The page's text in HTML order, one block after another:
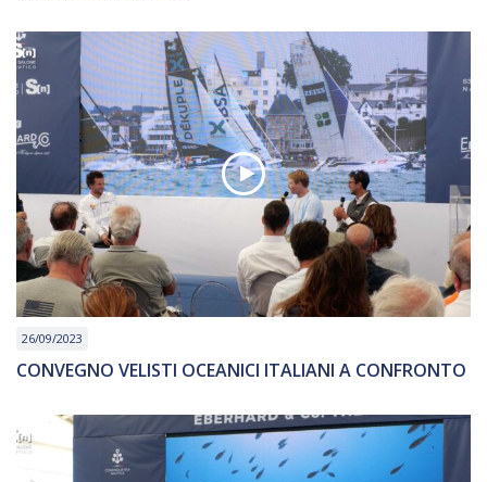
26/09/2023
CONVEGNO VELISTI OCEANICI ITALIANI A CONFRONTO